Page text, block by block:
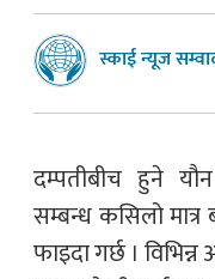
स्काई न्यूज
दम्पतीबीच हुने
सम्बन्ध कसिलो मात्र
फाइदा गर्छ ।